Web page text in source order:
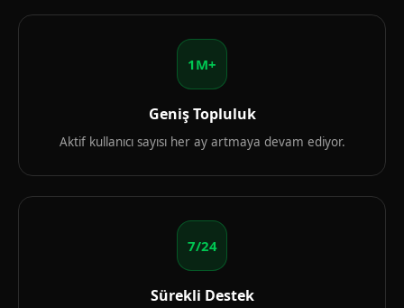
1M+
Geniş Topluluk
Aktif kullanıcı sayısı her ay artmaya devam ediyor.
7/24
Sürekli Destek